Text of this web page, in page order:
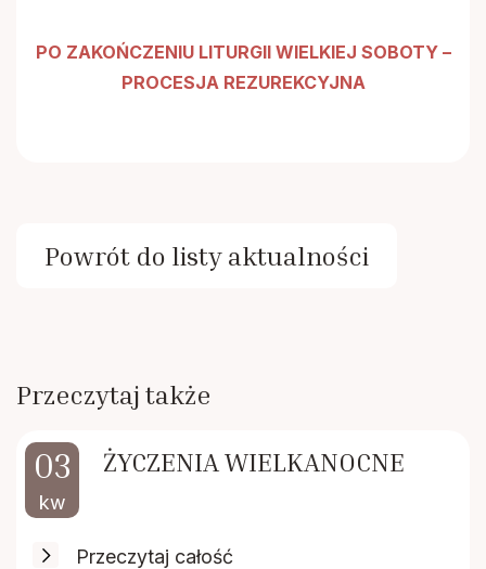
PO ZAKOŃCZENIU LITURGII WIELKIEJ SOBOTY –
PROCESJA REZUREKCYJNA
Powrót do listy aktualności
Przeczytaj także
03
kw
ŻYCZENIA WIELKANOCNE
Przeczytaj całość